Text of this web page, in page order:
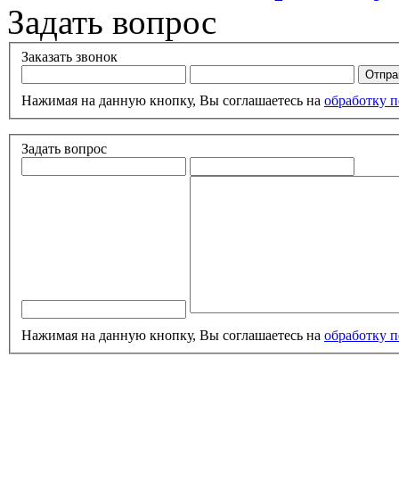
Задать вопрос
Заказать звонок
Нажимая на данную кнопку, Вы соглашаетесь на обработку
Задать вопрос
Нажимая на данную кнопку, Вы соглашаетесь на обработку